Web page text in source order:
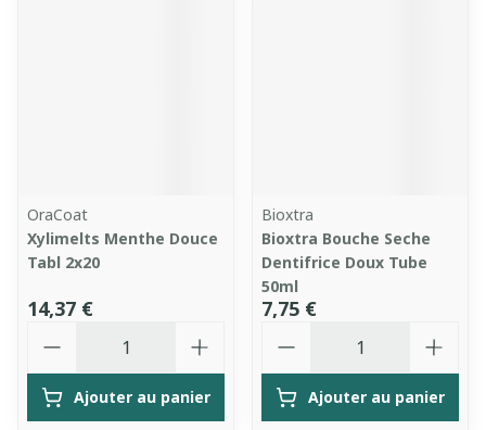
OraCoat
Xylimelts Menthe Douce
Tabl 2x20
14,37 €
Ajouter au panier
Bioxtra
Bioxtra Bouche Seche
Dentifrice Doux Tube
50ml
7,75 €
Ajouter au panier